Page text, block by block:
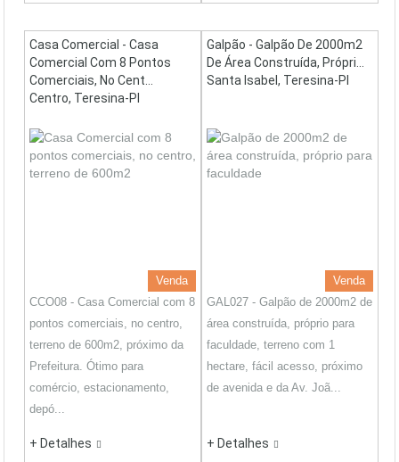
Casa Comercial - Casa
Comercial Com 8 Pontos
Comerciais, No Cent...
Centro, Teresina-PI
Venda
CCO08 - Casa Comercial com 8
pontos comerciais, no centro,
terreno de 600m2, próximo da
Prefeitura. Ótimo para
comércio, estacionamento,
depó...
+ Detalhes
Galpão - Galpão De 2000m2
De Área Construída, Própri...
Santa Isabel, Teresina-PI
Venda
GAL027 - Galpão de 2000m2 de
área construída, próprio para
faculdade, terreno com 1
hectare, fácil acesso, próximo
de avenida e da Av. Joã...
+ Detalhes